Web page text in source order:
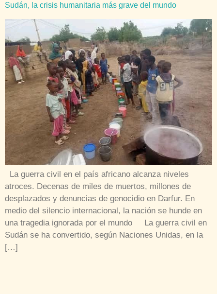
Sudán, la crisis humanitaria más grave del mundo
La guerra civil en el país africano alcanza niveles
atroces. Decenas de miles de muertos, millones de
desplazados y denuncias de genocidio en Darfur. En
medio del silencio internacional, la nación se hunde en
una tragedia ignorada por el mundo La guerra civil en
Sudán se ha convertido, según Naciones Unidas, en la
[…]